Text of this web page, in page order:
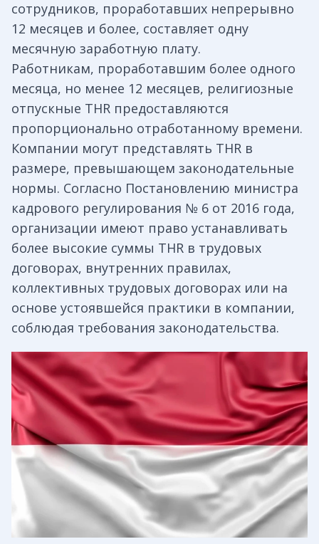
сотрудников, проработавших непрерывно
12 месяцев и более, составляет одну
месячную заработную плату.
Работникам, проработавшим более одного
месяца, но менее 12 месяцев, религиозные
отпускные THR предоставляются
пропорционально отработанному времени.
Компании могут представлять THR в
размере, превышающем законодательные
нормы. Согласно Постановлению министра
кадрового регулирования № 6 от 2016 года,
организации имеют право устанавливать
более высокие суммы THR в трудовых
договорах, внутренних правилах,
коллективных трудовых договорах или на
основе устоявшейся практики в компании,
соблюдая требования законодательства.